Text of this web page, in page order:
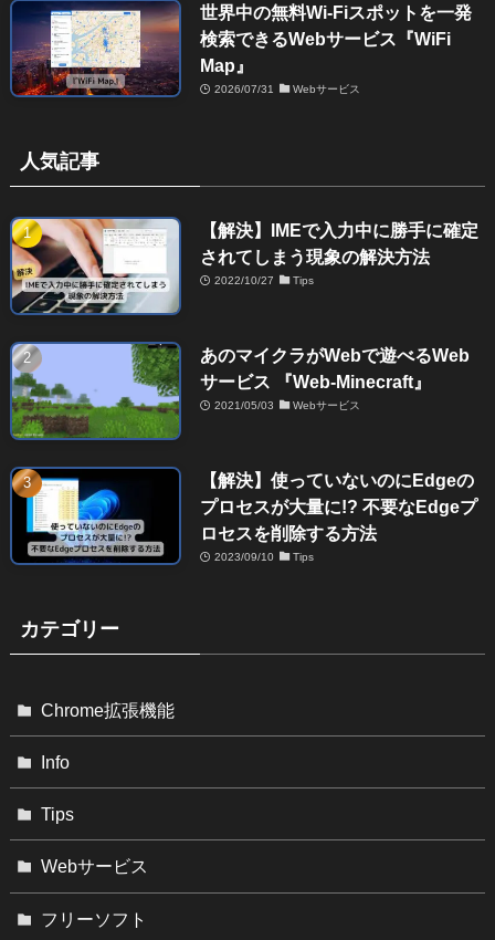
世界中の無料Wi-Fiスポットを一発
検索できるWebサービス『WiFi
Map』
2026/07/31 Webサービス
人気記事
【解決】IMEで入力中に勝手に確定
されてしまう現象の解決方法
2022/10/27 Tips
あのマイクラがWebで遊べるWeb
サービス 『Web-Minecraft』
2021/05/03 Webサービス
【解決】使っていないのにEdgeの
プロセスが大量に!? 不要なEdgeプ
ロセスを削除する方法
2023/09/10 Tips
カテゴリー
Chrome拡張機能
Info
Tips
Webサービス
フリーソフト